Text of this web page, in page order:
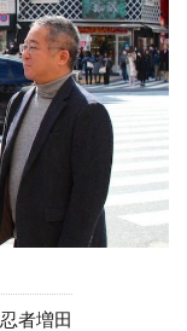
忍者増田